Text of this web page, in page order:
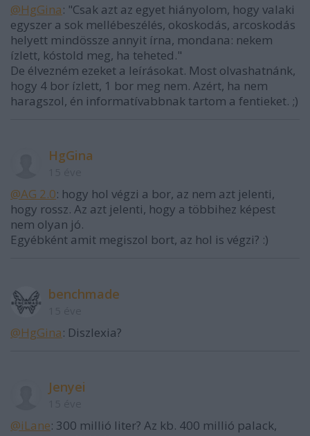
@HgGina: "Csak azt az egyet hiányolom, hogy valaki
egyszer a sok mellébeszélés, okoskodás, arcoskodás
helyett mindössze annyit írna, mondana: nekem
ízlett, kóstold meg, ha teheted."
De élvezném ezeket a leírásokat. Most olvashatnánk,
hogy 4 bor ízlett, 1 bor meg nem. Azért, ha nem
haragszol, én informatívabbnak tartom a fentieket. ;)
HgGina
@AG 2.0: hogy hol végzi a bor, az nem azt jelenti,
hogy rossz. Az azt jelenti, hogy a többihez képest
nem olyan jó.
Egyébként amit megiszol bort, az hol is végzi? :)
benchmade
@HgGina: Diszlexia?
Jenyei
@iLane: 300 millió liter? Az kb. 400 millió palack,